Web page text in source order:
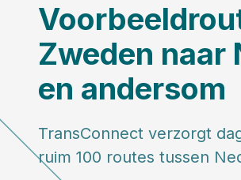
Zweden naar
en andersom
TransConnect verzorgt
ruim 100 routes tussen